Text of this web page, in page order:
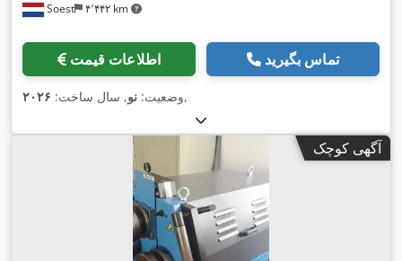
Soest ۴٬۴۴۲ km
اطلاعات قیمت تماس بگیرید
وضعیت: نو, سال ساخت: ۲۰۲۶ ,
آگهی کوچک